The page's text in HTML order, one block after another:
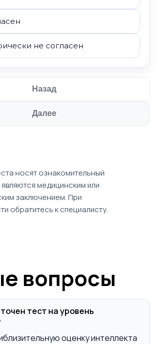
не согласен
Назад
Далее
носят ознакомительный
медицинским или
заключением. При
обратитесь к специалисту.
вопросы
тест на уровень
оценку интеллекта